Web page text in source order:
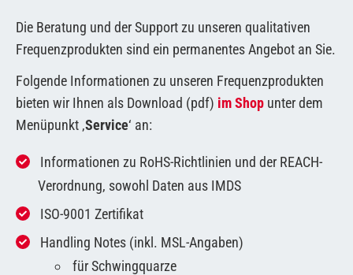
Die Beratung und der Support zu unseren qualitativen
Frequenzprodukten sind ein permanentes Angebot an Sie.
Folgende Informationen zu unseren Frequenzprodukten
bieten wir Ihnen als Download (pdf) im Shopunter dem
Menüpunkt ‚Service‘ an:
Informationen zu RoHS-Richtlinien und der REACH-
Verordnung, sowohl Daten aus IMDS
ISO-9001 Zertifikat
Handling Notes (inkl. MSL-Angaben)
für Schwingquarze